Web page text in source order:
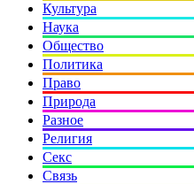
Культура
Наука
Общество
Политика
Право
Природа
Разное
Религия
Секс
Связь